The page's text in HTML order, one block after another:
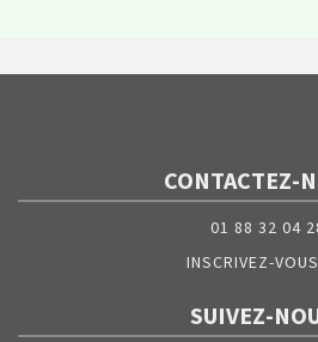
CONTACTEZ-
01 88 32 04
INSCRIVEZ-
SUIVEZ-